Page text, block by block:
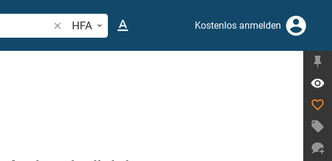
Bibelstelle oder Begriff suchen
HFA Kostenlos anmelden